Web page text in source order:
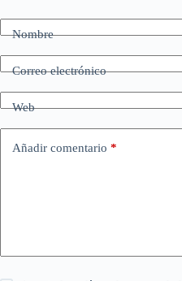
Nombre
Correo electrónico
Web
Añadir comentario *